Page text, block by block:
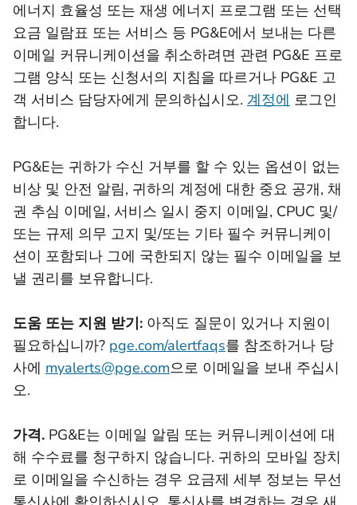
에너지 효율성 또는 재생 에너지 프로그램 또는 선택
요금 일람표 또는 서비스 등 PG&E에서 보내는 다른
이메일 커뮤니케이션을 취소하려면 관련 PG&E 프로
그램 양식 또는 신청서의 지침을 따르거나 PG&E 고
객 서비스 담당자에게 문의하십시오. 계정에 로그인
합니다.
PG&E는 귀하가 수신 거부를 할 수 있는 옵션이 없는
비상 및 안전 알림, 귀하의 계정에 대한 중요 공개, 채
권 추심 이메일, 서비스 일시 중지 이메일, CPUC 및/
또는 규제 의무 고지 및/또는 기타 필수 커뮤니케이
션이 포함되나 그에 국한되지 않는 필수 이메일을 보
낼 권리를 보유합니다.
도움 또는 지원 받기: 아직도 질문이 있거나 지원이
필요하십니까? pge.com/alertfaqs를 참조하거나 당
사에 myalerts@pge.com으로 이메일을 보내 주십시
오.
가격. PG&E는 이메일 알림 또는 커뮤니케이션에 대
해 수수료를 청구하지 않습니다. 귀하의 모바일 장치
로 이메일을 수신하는 경우 요금제 세부 정보는 무선